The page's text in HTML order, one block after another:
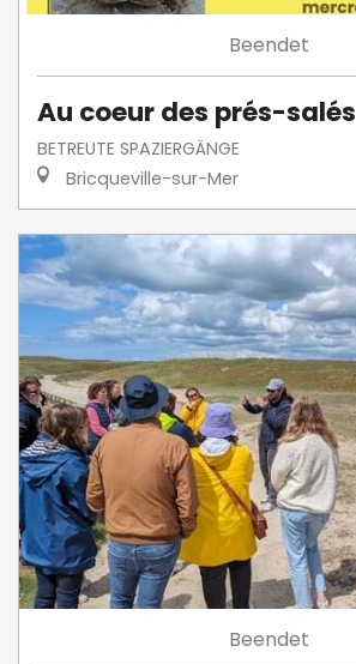
Beendet
Au coeur des prés-salés
BETREUTE SPAZIERGÄNGE
Bricqueville-sur-Mer
Beendet